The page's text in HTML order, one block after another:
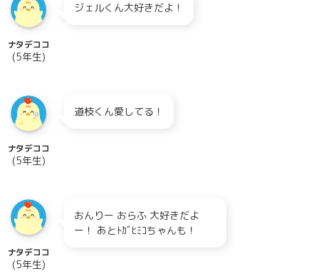
ナタデココ
(5年生)
ジェルくん大好きだよ！
ナタデココ
(5年生)
道枝くん愛してる！
ナタデココ
(5年生)
おんりー おらふ 大好きだよ
ー！ あとﾄｶﾞﾋﾐｺちゃんも！